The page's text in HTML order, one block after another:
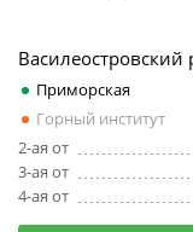
Василеостровский
Приморская
Горный институт
2-ая от
3-ая от
4-ая от